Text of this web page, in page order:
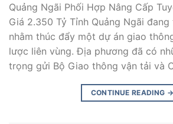
Quảng Ngãi Phối Hợp Nâng Cấp
Giá 2.350 Tỷ Tỉnh Quảng Ngãi
nhằm thúc đẩy một dự án giao
lược liên vùng. Địa phương đã có
trọng gửi Bộ Giao thông vận tải và
CONTINUE READING →